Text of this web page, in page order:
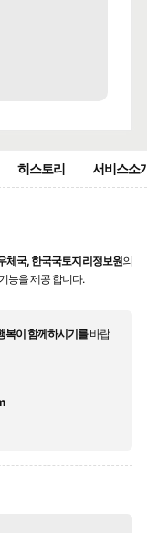
히스토리 서비스소
체국, 한국국토지리정보원의
기능을 제공 합니다.
복이 함께하시기를바랍